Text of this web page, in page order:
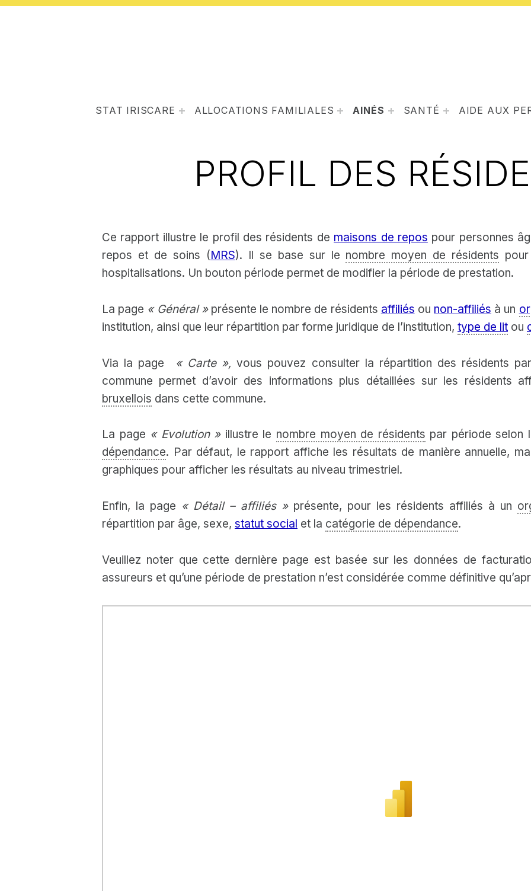
STAT IRISCARE ALLOCATIONS FAMILIALES AINÉS SANTÉ AIDE AUX
PROFIL DES
Ce rapport illustre le profil des résidents de maisons de repos pour personnes
repos et de soins (MRS). Il se base sur le nombre moyen de résidents
hospitalisations. Un bouton période permet de modifier la période de prestation.
La page « Général »présente le nombre de résidents affiliés ou non-affiliés à un
institution, ainsi que leur répartition par forme juridique de l’institution, type de lit ou
Via la page « Carte », vous pouvez consulter la répartition des résidents
commune permet d’avoir des informations plus détaillées sur les résidents
bruxellois dans cette commune.
La page « Evolution »illustre le nombre moyen de résidents par période selon
dépendance. Par défaut, le rapport affiche les résultats de manière annuelle,
graphiques pour afficher les résultats au niveau trimestriel.
Enfin, la page « Détail – affiliés » présente, pour les résidents affiliés à un
répartition par âge, sexe, statut social et la catégorie de dépendance.
Veuillez noter que cette dernière page est basée sur les données de
assureurs et qu’une période de prestation n’est considérée comme définitive